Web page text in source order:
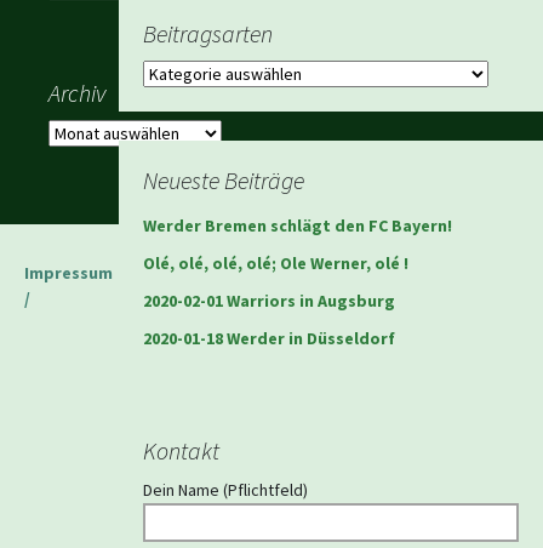
Beitragsarten
Beitragsarten
Neueste Beiträge
Werder Bremen schlägt den FC Bayern!
Olé, olé, olé, olé; Ole Werner, olé !
2020-02-01 Warriors in Augsburg
2020-01-18 Werder in Düsseldorf
Kontakt
Dein Name (Pflichtfeld)
Archiv
Archiv
Impressum
/